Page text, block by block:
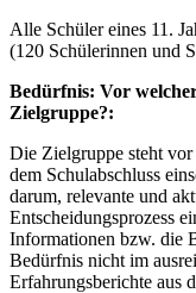
Alle Schüler eines 11.
(120 Schülerinnen und
Bedürfnis: Vor
Zielgruppe?:
Die Zielgruppe steht
dem Schulabschluss
darum, relevante und
Entscheidungsprozess
Informationen bzw. die
Bedürfnis nicht im
Erfahrungsberichte aus